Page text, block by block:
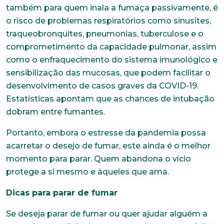
também para quem inala a fumaça passivamente, é
o risco de problemas respiratórios como sinusites,
traqueobronquites, pneumonias, tuberculose e o
comprometimento da capacidade pulmonar, assim
como o enfraquecimento do sistema imunológico e
sensibilização das mucosas, que podem facilitar o
desenvolvimento de casos graves da COVID-19.
Estatísticas apontam que as chances de intubação
dobram entre fumantes.
Portanto, embora o estresse da pandemia possa
acarretar o desejo de fumar, este ainda é o melhor
momento para parar. Quem abandona o vício
protege a si mesmo e àqueles que ama.
Dicas para parar de fumar
Se deseja parar de fumar ou quer ajudar alguém a